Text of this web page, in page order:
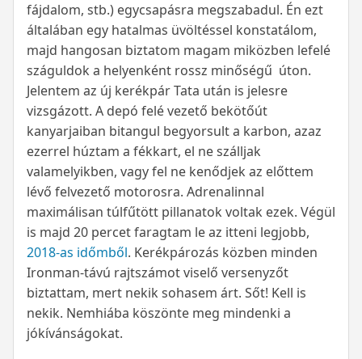
fájdalom, stb.) egycsapásra megszabadul. Én ezt
általában egy hatalmas üvöltéssel konstatálom,
majd hangosan biztatom magam miközben lefelé
száguldok a helyenként rossz minőségű úton.
Jelentem az új kerékpár Tata után is jelesre
vizsgázott. A depó felé vezető bekötőút
kanyarjaiban bitangul begyorsult a karbon, azaz
ezerrel húztam a fékkart, el ne szálljak
valamelyikben, vagy fel ne kenődjek az előttem
lévő felvezető motorosra. Adrenalinnal
maximálisan túlfűtött pillanatok voltak ezek. Végül
is majd 20 percet faragtam le az itteni legjobb,
2018-as időmből. Kerékpározás közben minden
Ironman-távú rajtszámot viselő versenyzőt
biztattam, mert nekik sohasem árt. Sőt! Kell is
nekik. Nemhiába köszönte meg mindenki a
jókívánságokat.